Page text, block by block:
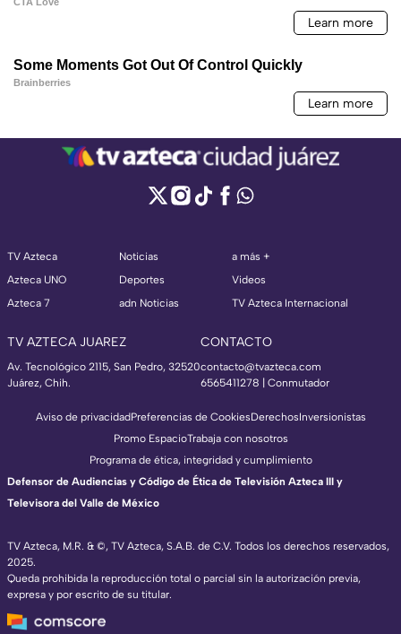
TV Azteca
Azteca UNO
Azteca 7
Noticias
Deportes
adn Noticias
a más +
Videos
TV Azteca Internacional
TV AZTECA JUAREZ
Av. Tecnológico 2115, San Pedro, 32520
Juárez, Chih.
CONTACTO
contacto@tvazteca.com
6565411278 | Conmutador
TV Azteca, M.R. & ©, TV Azteca, S.A.B. de C.V. Todos los derechos reservados,
2025.
Queda prohibida la reproducción total o parcial sin la autorización previa,
expresa y por escrito de su titular.
Aviso de privacidadPreferencias de CookiesDerechosInversionistas
Promo EspacioTrabaja con nosotros
Programa de ética, integridad y cumplimiento
Defensor de Audiencias y Código de Ética de Televisión Azteca III y
Televisora del Valle de México